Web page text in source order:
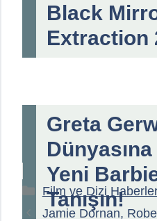
Black
Extraction
Greta
Yeni
Tanışın!
Kategoriler
Film ve Dizi
Jamie Dornan,